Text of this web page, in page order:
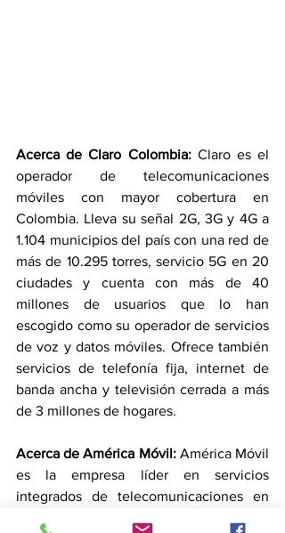
Acerca de Claro Colombia: Claro es el
operador de telecomunicaciones
móviles con mayor cobertura en
Colombia. Lleva su señal 2G, 3G y 4G a
1.104 municipios del país con una red de
más de 10.295 torres, servicio 5G en 20
ciudades y cuenta con más de 40
millones de usuarios que lo han
escogido como su operador de servicios
de voz y datos móviles. Ofrece también
servicios de telefonía fija, internet de
banda ancha y televisión cerrada a más
de 3 millones de hogares.
Acerca de América Móvil: América Móvil
es la empresa líder en servicios
integrados de telecomunicaciones en